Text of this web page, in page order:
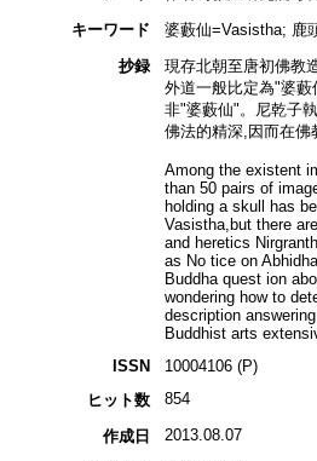
キーワード
婆藪仙=Vasistha; 鹿
抄録
現存北朝至唐初佛教
外道一般比定為"婆
非"婆藪仙"。尼乾子
佛法的精深,因而在佛
Among the existent
than 50 pairs of
holding a skull has
Vasistha,but there
and heretics
as No tice on
Buddha quest ion
wondering how to
description
Buddhist arts
ISSN
10004106 (P)
ヒット数
854
作成日 2013.08.07